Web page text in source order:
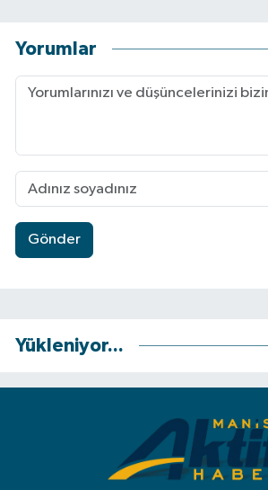
Yorumlar
Gönder
Yükleniyor...